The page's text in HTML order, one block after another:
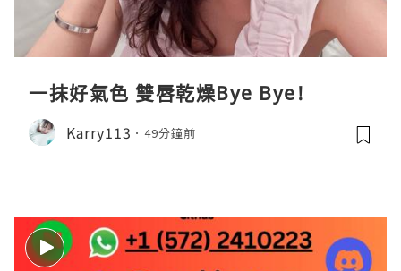
一抹好氣色 雙唇乾燥Bye Bye!
Karry113 49分鐘前